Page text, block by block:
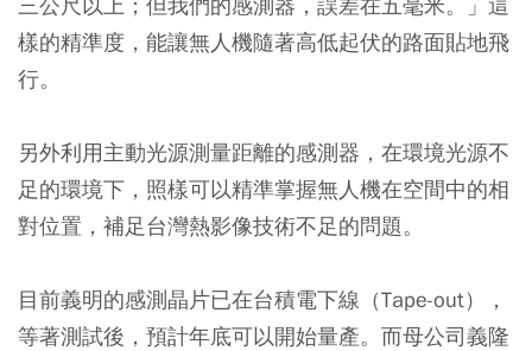
樣的精準度，能讓無人機隨著高低起伏的路面貼地飛
行。
另外利用主動光源測量距離的感測器，在環境光源不
足的環境下，照樣可以精準掌握無人機在空間中的相
對位置，補足台灣熱影像技術不足的問題。
目前義明的感測晶片已在台積電下線（Tape-out），
等著測試後，預計年底可以開始量產。而母公司義隆